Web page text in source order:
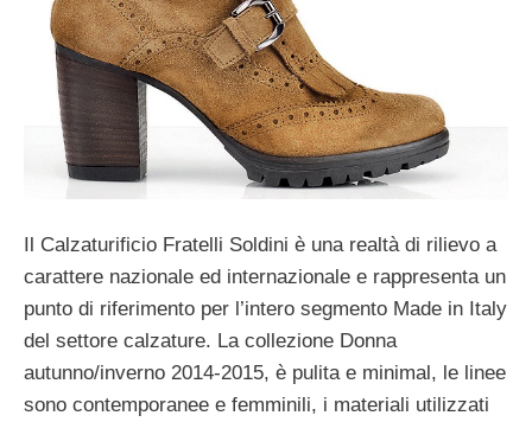
Il Calzaturificio Fratelli Soldini è una realtà di rilievo a
carattere nazionale ed internazionale e rappresenta un
punto di riferimento per l’intero segmento Made in Italy
del settore calzature. La collezione Donna
autunno/inverno 2014-2015, è pulita e minimal, le linee
sono contemporanee e femminili, i materiali utilizzati